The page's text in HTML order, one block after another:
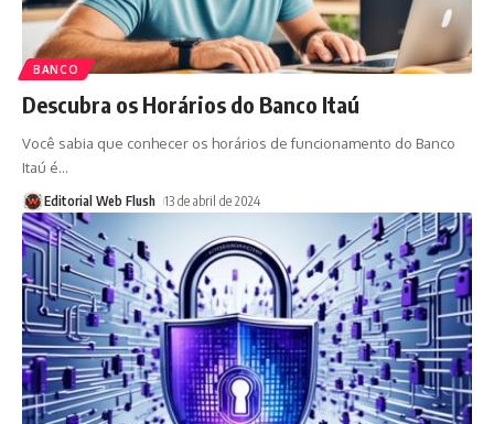
BANCO
Descubra os Horários do Banco Itaú
Você sabia que conhecer os horários de funcionamento do Banco
Itaú é…
Editorial Web Flush 13 de abril de 2024